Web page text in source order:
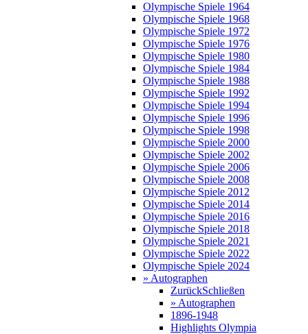
Olympische Spiele 1964
Olympische Spiele 1968
Olympische Spiele 1972
Olympische Spiele 1976
Olympische Spiele 1980
Olympische Spiele 1984
Olympische Spiele 1988
Olympische Spiele 1992
Olympische Spiele 1994
Olympische Spiele 1996
Olympische Spiele 1998
Olympische Spiele 2000
Olympische Spiele 2002
Olympische Spiele 2006
Olympische Spiele 2008
Olympische Spiele 2012
Olympische Spiele 2014
Olympische Spiele 2016
Olympische Spiele 2018
Olympische Spiele 2021
Olympische Spiele 2022
Olympische Spiele 2024
» Autographen
ZurückSchließen
» Autographen
1896-1948
Highlights Olympia